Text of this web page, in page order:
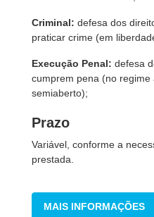
Criminal: defesa dos
praticar crime (em
Execução Penal: defesa
cumprem pena (no regime
semiaberto);
Prazo
Variável, conforme a
prestada.
MAIS INFORMAÇÕES